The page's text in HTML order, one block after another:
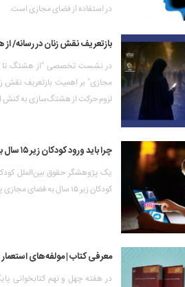
در استفاده از فضای مجازی است.
بازتعریف نقش زنان در رسانه/
در نشست تخصصی "از هشتگ تا
مجازی" بر اهمیت بازتعریف نقش
لزوم حرکت از هشتگ‌سازی به کنش
چرا باید ورود کودکان زیر ۱۵ سال به فضای مجازی ممنوع شود
یک پژوهشگر حقوق بین‌الملل
کودکان زیر ۱۵ سال به فضای مجازی پرداخته است.
معرفی کتاب | مولفه‌های